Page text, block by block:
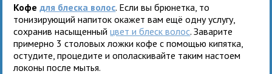
Кофедля блеска волос. Если вы брюнетка, то
тонизирующий напиток окажет вам ещё одну услугу,
сохранив насыщенныйцвет и блеск волос. Заварите
примерно 3 столовых ложки кофе с помощью кипятка,
остудите, процедите и ополаскивайте таким настоем
локоны после мытья.